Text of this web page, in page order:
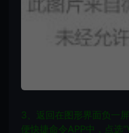
3、返回在图形界面负一
便快捷命令APP中，点选